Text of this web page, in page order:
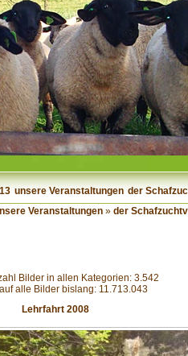
unsere Veranstaltungen der
Veranstaltungen » der
Bilder in allen Kategorien: 3.542
alle Bilder bislang: 11.713.043
Lehrfahrt 2008